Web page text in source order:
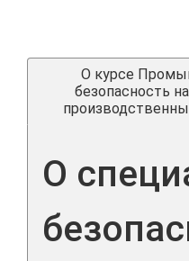
О курсе
безопасность
О